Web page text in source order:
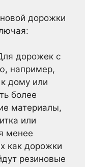
дорожки
дорожек с
например,
дому или
более
материалы,
или
менее
как дорожки
резиновые